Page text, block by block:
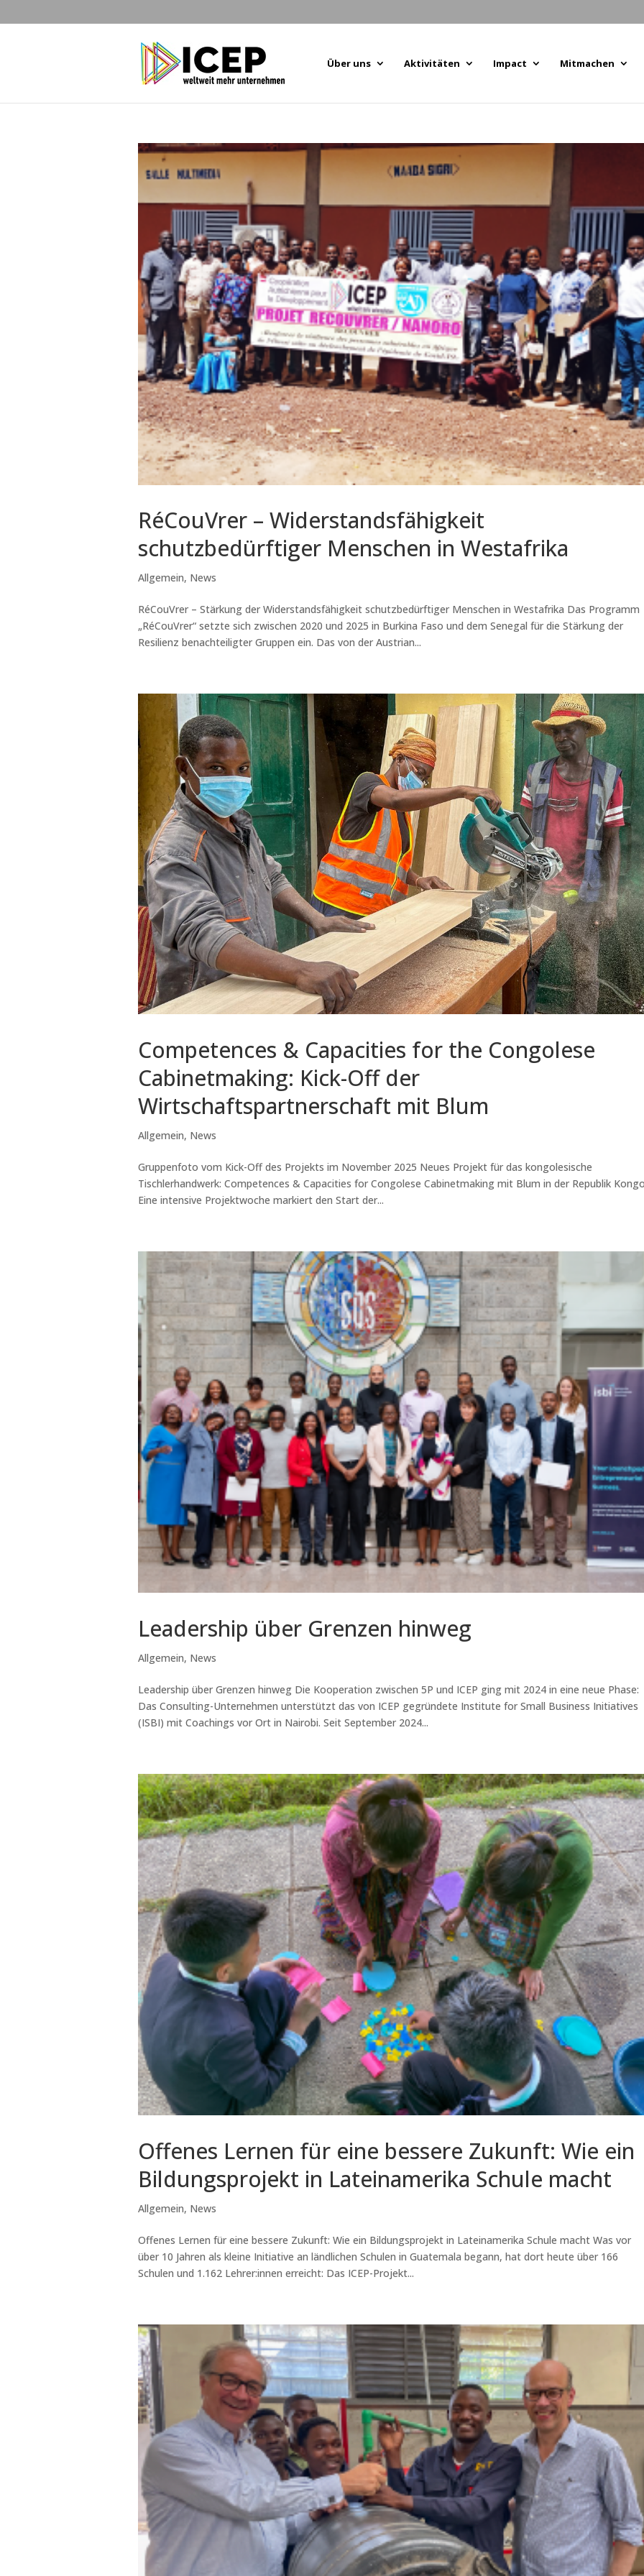
Über uns Aktivitäten Impact Mitmachen
RéCouVrer – Widerstandsfähigkeit
schutzbedürftiger Menschen in Westafrika
Allgemein, News
RéCouVrer – Stärkung der Widerstandsfähigkeit schutzbedürftiger Menschen in Westafrika Das Programm
„RéCouVrer“ setzte sich zwischen 2020 und 2025 in Burkina Faso und dem Senegal für die Stärkung der
Resilienz benachteiligter Gruppen ein. Das von der Austrian...
Competences & Capacities for the Congolese
Cabinetmaking: Kick-Off der
Wirtschaftspartnerschaft mit Blum
Allgemein, News
Gruppenfoto vom Kick-Off des Projekts im November 2025 Neues Projekt für das kongolesische
Tischlerhandwerk: Competences & Capacities for Congolese Cabinetmaking mit Blum in der Republik
Eine intensive Projektwoche markiert den Start der...
Leadership über Grenzen hinweg
Allgemein, News
Leadership über Grenzen hinweg Die Kooperation zwischen 5P und ICEP ging mit 2024 in eine neue Phase:
Das Consulting-Unternehmen unterstützt das von ICEP gegründete Institute for Small Business Initiatives
(ISBI) mit Coachings vor Ort in Nairobi. Seit September 2024...
Offenes Lernen für eine bessere Zukunft: Wie ein
Bildungsprojekt in Lateinamerika Schule macht
Allgemein, News
Offenes Lernen für eine bessere Zukunft: Wie ein Bildungsprojekt in Lateinamerika Schule macht Was vor
über 10 Jahren als kleine Initiative an ländlichen Schulen in Guatemala begann, hat dort heute über 166
Schulen und 1.162 Lehrer:innen erreicht: Das ICEP-Projekt...